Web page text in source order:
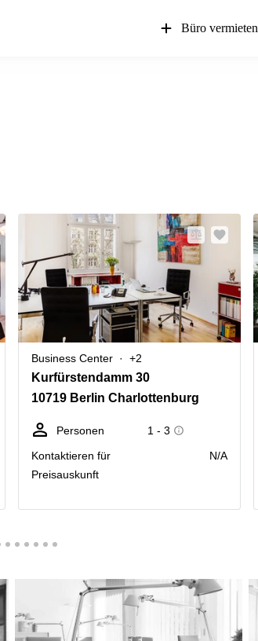
Büro vermieten
Business Center +2
Kurfürstendamm 30
10719 Berlin Charlottenburg
Personen
1 - 3
Kontaktieren für
Preisauskunft
N/A